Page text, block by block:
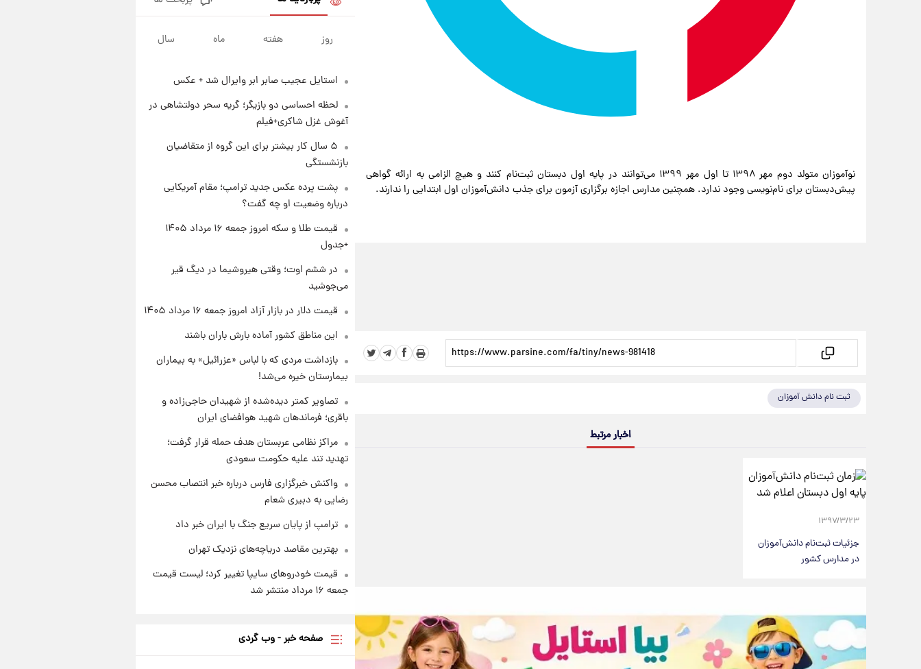
نوآموزان متولد دوم مهر ۱۳۹۸ تا اول مهر ۱۳۹۹ می‌توانند در پایه اول دبستان ثبت‌نام کنند و هیچ الزامی به ارائه گواهی
پیش‌دبستان برای نام‌نویسی وجود ندارد. همچنین مدارس اجازه برگزاری آزمون برای جذب دانش‌آموزان اول ابتدایی را ندارند.
ثبت نام دانش آموزان
اخبار مرتبط
۱۳۹۷/۳/۲۳
جزئیات ثبت‌نام دانش‌آموزان
در مدارس کشور
جزئیات فعال‌سازی «کیف پول
ایران» اعلام شد+فیلم
۱ روز پیش
۱۵ مرداد ۱۴۰۵ +جدول
قیمت طلا و سکه امروز پنجشنبه
۱۵ مرداد ۱۴۰۵
شارژ جدید کالابرگ برای سه
روز هفته ماه سال
استایل عجیب صابر ابر وایرال شد + عکس
لحظه احساسی دو بازیگر؛ گریه سحر دولتشاهی در
آغوش غزل شاکری+فیلم
۵ سال کار بیشتر برای این گروه از متقاضیان
بازنشستگی
پشت پرده عکس جدید ترامپ؛ مقام آمریکایی
درباره وضعیت او چه گفت؟
قیمت طلا و سکه امروز جمعه ۱۶ مرداد ۱۴۰۵
+جدول
در ششم اوت؛ وقتی هیروشیما در دیگ قیر
می‌جوشید
قیمت دلار در بازار آزاد امروز جمعه ۱۶ مرداد ۱۴۰۵
این مناطق کشور آماده بارش باران باشند
بازداشت مردی که با لباس «عزرائیل» به بیماران
بیمارستان خیره می‌شد!
تصاویر کمتر دیده‌شده از شهیدان حاجی‌زاده و
باقری؛ فرماندهان شهید هوافضای ایران
مراکز نظامی عربستان هدف حمله قرار گرفت؛
تهدید تند علیه حکومت سعودی
واکنش خبرگزاری فارس درباره خبر انتصاب محسن
رضایی به دبیری شعام
ترامپ از پایان سریع جنگ با ایران خبر داد
بهترین مقاصد دریاچه‌های نزدیک تهران
قیمت خودروهای سایپا تغییر کرد؛ لیست قیمت
جمعه ۱۶ مرداد منتشر شد
صفحه خبر - وب گردی